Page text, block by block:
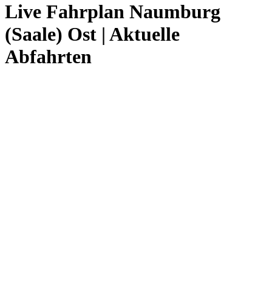
Live Fahrplan Naumburg
(Saale) Ost | Aktuelle
Abfahrten